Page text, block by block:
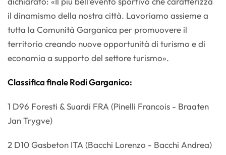
il dinamismo della nostra città. Lavoriamo assieme a
tutta la Comunità Garganica per promuovere il
territorio creando nuove opportunità di turismo e di
economia a supporto del settore turismo».
Classifica finale Rodi Garganico:
1 D96 Foresti & Suardi FRA (Pinelli Francois - Braaten
Jan Trygve)
2 D10 Gasbeton ITA (Bacchi Lorenzo - Bacchi Andrea)